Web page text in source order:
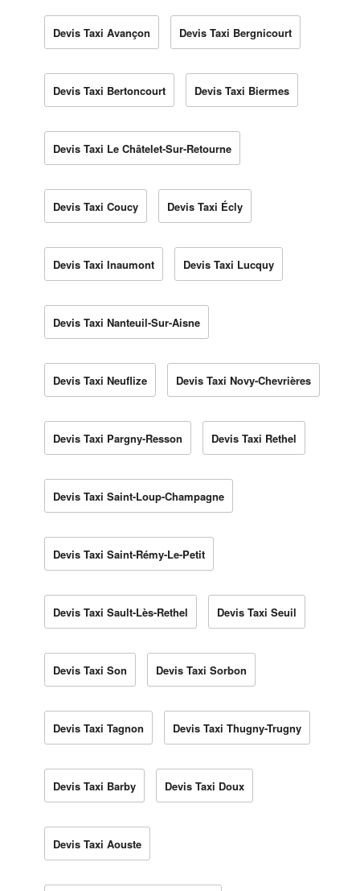
Devis Taxi Avançon Devis Taxi Bergnicourt
Devis Taxi Bertoncourt Devis Taxi Biermes
Devis Taxi Le Châtelet-Sur-Retourne
Devis Taxi Coucy Devis Taxi Écly
Devis Taxi Inaumont Devis Taxi Lucquy
Devis Taxi Nanteuil-Sur-Aisne
Devis Taxi Neuflize Devis Taxi Novy-Chevrières
Devis Taxi Pargny-Resson Devis Taxi Rethel
Devis Taxi Saint-Loup-Champagne
Devis Taxi Saint-Rémy-Le-Petit
Devis Taxi Sault-Lès-Rethel Devis Taxi Seuil
Devis Taxi Son Devis Taxi Sorbon
Devis Taxi Tagnon Devis Taxi Thugny-Trugny
Devis Taxi Barby Devis Taxi Doux
Devis Taxi Aouste